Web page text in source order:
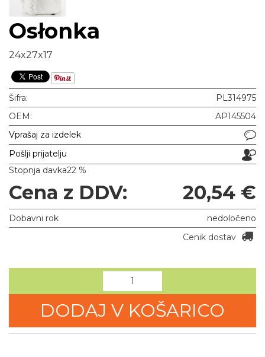
Osłonka
24x27x17
Šifra:
PL314975
OEM:
AP145504
Vprašaj za izdelek
Pošlji prijatelju
Stopnja davka22 %
Cena z DDV: 20,54 €
Dobavni rok
nedoločeno
Cenik dostav
DODAJ V KOŠARICO